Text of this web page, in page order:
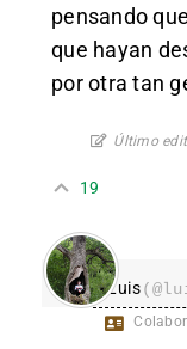
pensando
que hayan
por otra tan
Último
19
Luis